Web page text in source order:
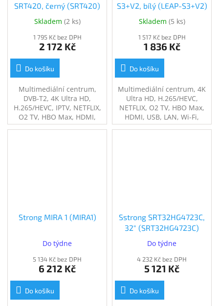
SRT420, černý (SRT420)
Skladem (2 ks)
1 795 Kč bez DPH
2 172 Kč
Do košíku
Multimediální centrum,
DVB-T2, 4K Ultra HD,
H.265/HEVC, IPTV, NETFLIX,
O2 TV, HBO Max, HDMI,
USB, LAN, Wi-Fi, BT, Android
S3+V2, bílý (LEAP-S3+V2)
Skladem (5 ks)
1 517 Kč bez DPH
1 836 Kč
Do košíku
Multimediální centrum, 4K
Ultra HD, H.265/HEVC,
NETFLIX, O2 TV, HBO Max,
HDMI, USB, LAN, Wi-Fi,
Android TV 11
Strong MIRA 1 (MIRA1)
Do týdne
5 134 Kč bez DPH
6 212 Kč
Do košíku
Sstrong SRT32HG4723C,
32" (SRT32HG4723C)
Do týdne
4 232 Kč bez DPH
5 121 Kč
Do košíku